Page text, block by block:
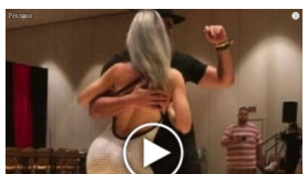
i